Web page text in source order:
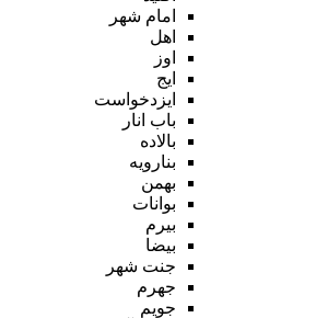
امام شهر
اهل
اوز
ایج
ایزدخواست
باب انار
بالاده
بنارویه
بهمن
بوانات
بیرم
بیضا
جنت شهر
جهرم
جویم